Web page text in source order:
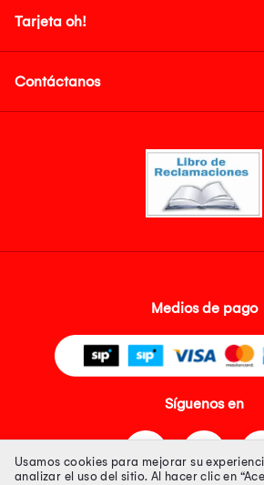
Tarjeta oh!
Contáctanos
Medios de pago
Síguenos en
Usamos cookies para mejorar su
analizar el uso del sitio. Al hacer clic en